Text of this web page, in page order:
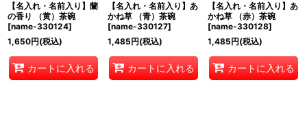
【名入れ・名前入り】蘭
の香り （黄）茶碗
[name-330124]
1,650円(税込)
カートに入れる
【名入れ・名前入り】あ
かね草 （青）茶碗
[name-330127]
1,485円(税込)
カートに入れる
【名入れ・名前入り】あ
かね草 （赤）茶碗
[name-330128]
1,485円(税込)
カートに入れる